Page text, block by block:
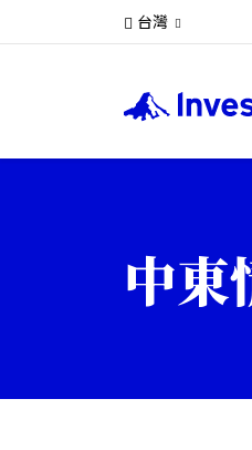
台灣
中東